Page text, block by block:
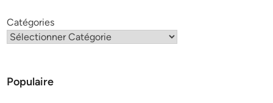
Catégories
Populaire